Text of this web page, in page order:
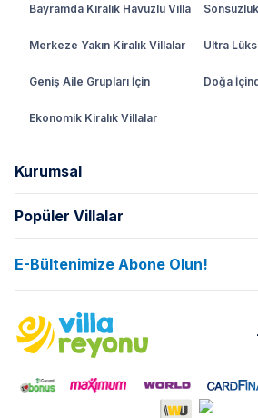
Bayramda Kiralık Havuzlu Villa
Merkeze Yakın Kiralık Villalar Ultra
Geniş Aile Grupları İçin Doğa
Ekonomik Kiralık Villalar
Kurumsal
Hakkımızda
İptal Şartları Banka
Kurumsal Blog
Yorumlar Nasıl
Popüler Villalar
VİLLA SALKIM VİLLA
VİLLA OLENNA 1 VİLLA
VILLA
E-Bültenimize Abone Olun!